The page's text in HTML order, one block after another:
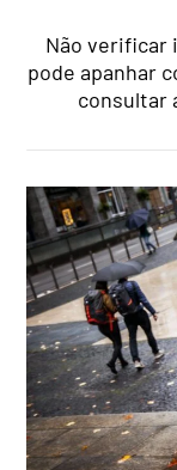
Não verificar
pode apanhar
consultar